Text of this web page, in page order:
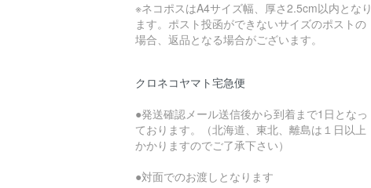
※ネコポスはA4サイズ幅、厚さ2.5cm以内となり
ます。ポスト投函ができないサイズのポストの
場合、返品となる場合がございます。
クロネコヤマト宅急便
●発送確認メール送信後から到着まで1日となっ
ております。（北海道、東北、離島は１日以上
かかりますのでご了承下さい）
●対面でのお渡しとなります